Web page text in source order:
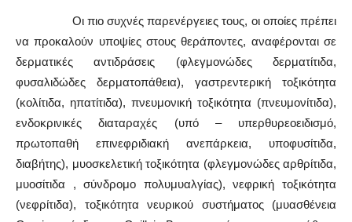
Οι πιο συχνές παρενέργειες τους, οι οποίες πρέπει
να προκαλούν υποψίες στους θεράποντες, αναφέρονται σε
δερματικές αντιδράσεις (φλεγμονώδες δερματίτιδα,
φυσαλιδώδες δερματοπάθεια), γαστρεντερική τοξικότητα
(κολίτιδα, ηπατίτιδα), πνευμονική τοξικότητα (πνευμονίτιδα),
ενδοκρινικές διαταραχές (υπό – υπερθυρεοειδισμό,
πρωτοπαθή επινεφριδιακή ανεπάρκεια, υποφυσίτιδα,
διαβήτης), μυοσκελετική τοξικότητα (φλεγμονώδες αρθρίτιδα,
μυοσίτιδα , σύνδρομο πολυμυαλγίας), νεφρική τοξικότητα
(νεφρίτιδα), τοξικότητα νευρικού συστήματος (μυασθένεια